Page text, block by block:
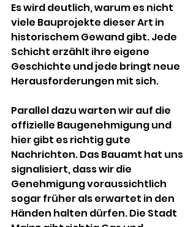
Es wird deutlich, warum es nicht
viele Bauprojekte dieser Art in
historischem Gewand gibt. Jede
Schicht erzählt ihre eigene
Geschichte und jede bringt neue
Herausforderungen mit sich.
Parallel dazu warten wir auf die
offizielle Baugenehmigung und
hier gibt es richtig gute
Nachrichten. Das Bauamt hat uns
signalisiert, dass wir die
Genehmigung voraussichtlich
sogar früher als erwartet in den
Händen halten dürfen. Die Stadt